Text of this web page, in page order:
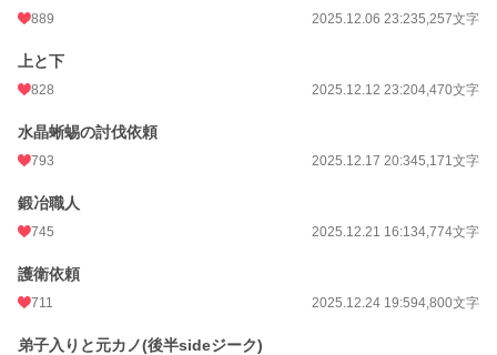
889 2025.12.06 23:235,257文字
上と下
828 2025.12.12 23:204,470文字
水晶蜥蜴の討伐依頼
793 2025.12.17 20:345,171文字
鍛冶職人
745 2025.12.21 16:134,774文字
護衛依頼
711 2025.12.24 19:594,800文字
弟子入りと元カノ(後半sideジーク)